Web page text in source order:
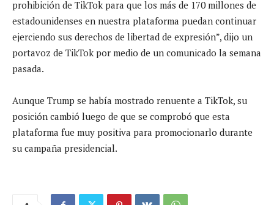
prohibición de TikTok para que los más de 170 millones de
estadounidenses en nuestra plataforma puedan continuar
ejerciendo sus derechos de libertad de expresión”, dijo un
portavoz de TikTok por medio de un comunicado la semana
pasada.
Aunque Trump se había mostrado renuente a TikTok, su
posición cambió luego de que se comprobó que esta
plataforma fue muy positiva para promocionarlo durante
su campaña presidencial.